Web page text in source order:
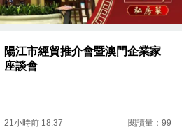
陽江市經貿推介會暨澳門企業家
座談會
21小時前 18:37 閱讀量：99